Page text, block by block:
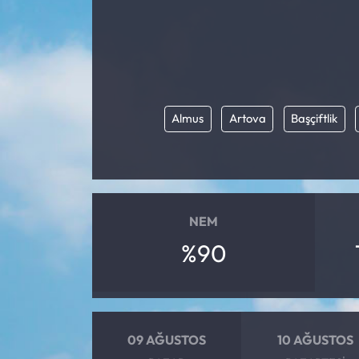
Almus Artova Başçiftlik
NEM
%90
09 AĞUSTOS 10 AĞUSTOS